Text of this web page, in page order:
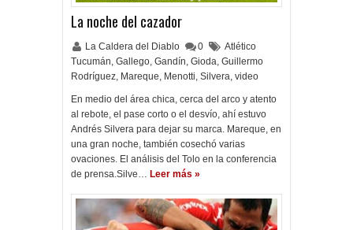
La noche del cazador
La Caldera del Diablo 0
Atlético
Tucumán, Gallego, Gandín, Gioda, Guillermo
Rodríguez, Mareque, Menotti, Silvera, video
En medio del área chica, cerca del arco y atento
al rebote, el pase corto o el desvío, ahí estuvo
Andrés Silvera para dejar su marca. Mareque, en
una gran noche, también cosechó varias
ovaciones. El análisis del Tolo en la conferencia
de prensa.Silve… Leer más »